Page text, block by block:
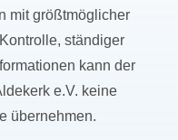
mit größtmöglicher
ständiger
kann der
e.V. keine
übernehmen.